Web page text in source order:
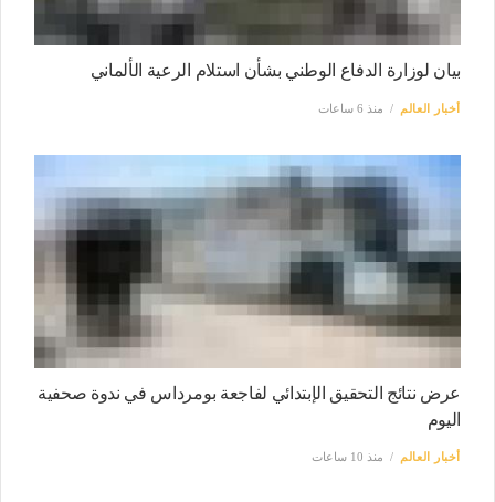
بيان لوزارة الدفاع الوطني بشأن استلام الرعية الألماني
أخبار العالم منذ 6 ساعات
عرض نتائج التحقيق الإبتدائي لفاجعة بومرداس في ندوة صحفية
اليوم
أخبار العالم منذ 10 ساعات